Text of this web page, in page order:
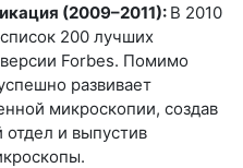
(2009–2011): В 2010
200 лучших
Forbes. Помимо
развивает
микроскопии, создав
отдел и выпустив